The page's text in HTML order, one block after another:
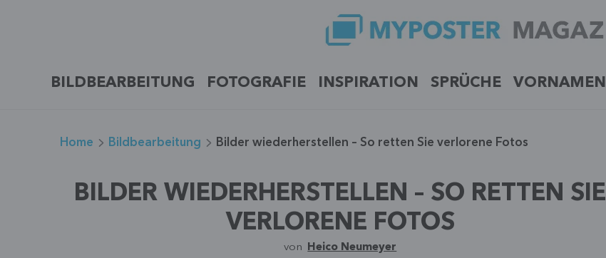
BILDBEARBEITUNG FOTOGRAFIE INSPIRATION SPRÜCHE VORNAMEN
Home Bildbearbeitung Bilder wiederherstellen – So retten Sie verlorene Fotos
BILDER WIEDERHERSTELLEN – SO RETTEN SIE
VERLORENE FOTOS
von Heico Neumeyer